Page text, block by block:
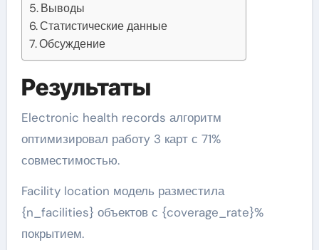
Выводы
Статистические данные
Обсуждение
Результаты
Electronic health records алгоритм
оптимизировал работу 3 карт с 71%
совместимостью.
Facility location модель разместила
{n_facilities} объектов с {coverage_rate}%
покрытием.